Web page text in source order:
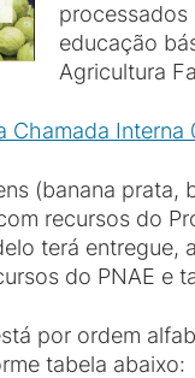
processados
educação
Agricultura
Chamada
(banana prata,
recursos do
terá entregue,
do PNAE e
por ordem
tabela abaixo: